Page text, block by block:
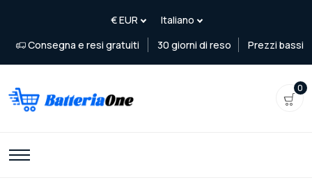
Consegna e resi gratuiti 30 giorni di reso Prezzi bassi
0